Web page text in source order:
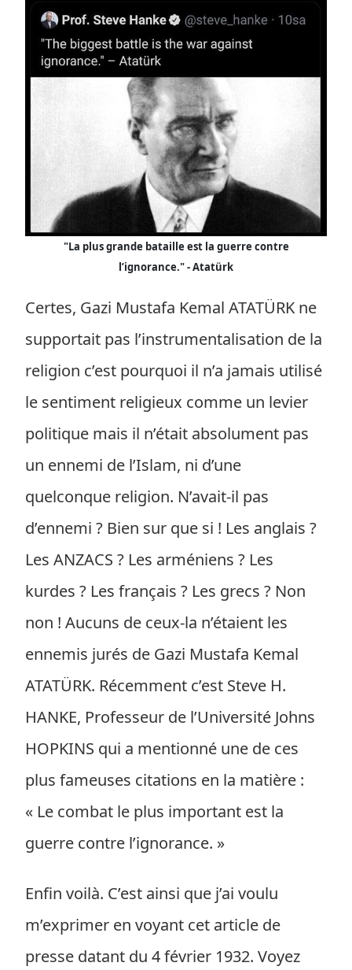
"La plus grande bataille est la guerre contre
l’ignorance." - Atatürk
Certes, Gazi Mustafa Kemal ATATÜRK ne
supportait pas l’instrumentalisation de la
religion c’est pourquoi il n’a jamais utilisé
le sentiment religieux comme un levier
politique mais il n’était absolument pas
un ennemi de l’Islam, ni d’une
quelconque religion. N’avait-il pas
d’ennemi ? Bien sur que si ! Les anglais ?
Les ANZACS ? Les arméniens ? Les
kurdes ? Les français ? Les grecs ? Non
non ! Aucuns de ceux-la n’étaient les
ennemis jurés de Gazi Mustafa Kemal
ATATÜRK. Récemment c’est Steve H.
HANKE, Professeur de l’Université Johns
HOPKINS qui a mentionné une de ces
plus fameuses citations en la matière :
« Le combat le plus important est la
guerre contre l’ignorance. »
Enfin voilà. C’est ainsi que j’ai voulu
m’exprimer en voyant cet article de
presse datant du 4 février 1932. Voyez